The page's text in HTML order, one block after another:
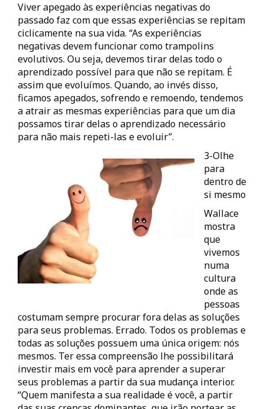
Viver apegado às experiências negativas do
passado faz com que essas experiências se repitam
ciclicamente na sua vida. “As experiências
negativas devem funcionar como trampolins
evolutivos. Ou seja, devemos tirar delas todo o
aprendizado possível para que não se repitam. É
assim que evoluímos. Quando, ao invés disso,
ficamos apegados, sofrendo e remoendo, tendemos
a atrair as mesmas experiências para que um dia
possamos tirar delas o aprendizado necessário
para não mais repeti-las e evoluir”.
3-Olhe
para
dentro de
si mesmo
Wallace
mostra
que
vivemos
numa
cultura
onde as
pessoas
costumam sempre procurar fora delas as soluções
para seus problemas. Errado. Todos os problemas e
todas as soluções possuem uma única origem: nós
mesmos. Ter essa compreensão lhe possibilitará
investir mais em você para aprender a superar
seus problemas a partir da sua mudança interior.
“Quem manifesta a sua realidade é você, a partir